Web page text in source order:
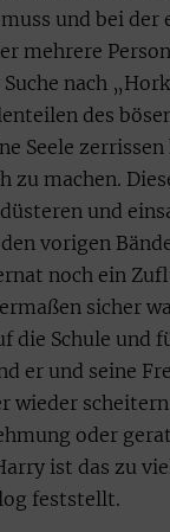
und bei der
mehrere
nach
des
Seele
zu machen.
und
vorigen
noch ein
sicher
die Schule und
er und seine
wieder
oder
ist das zu
feststellt.